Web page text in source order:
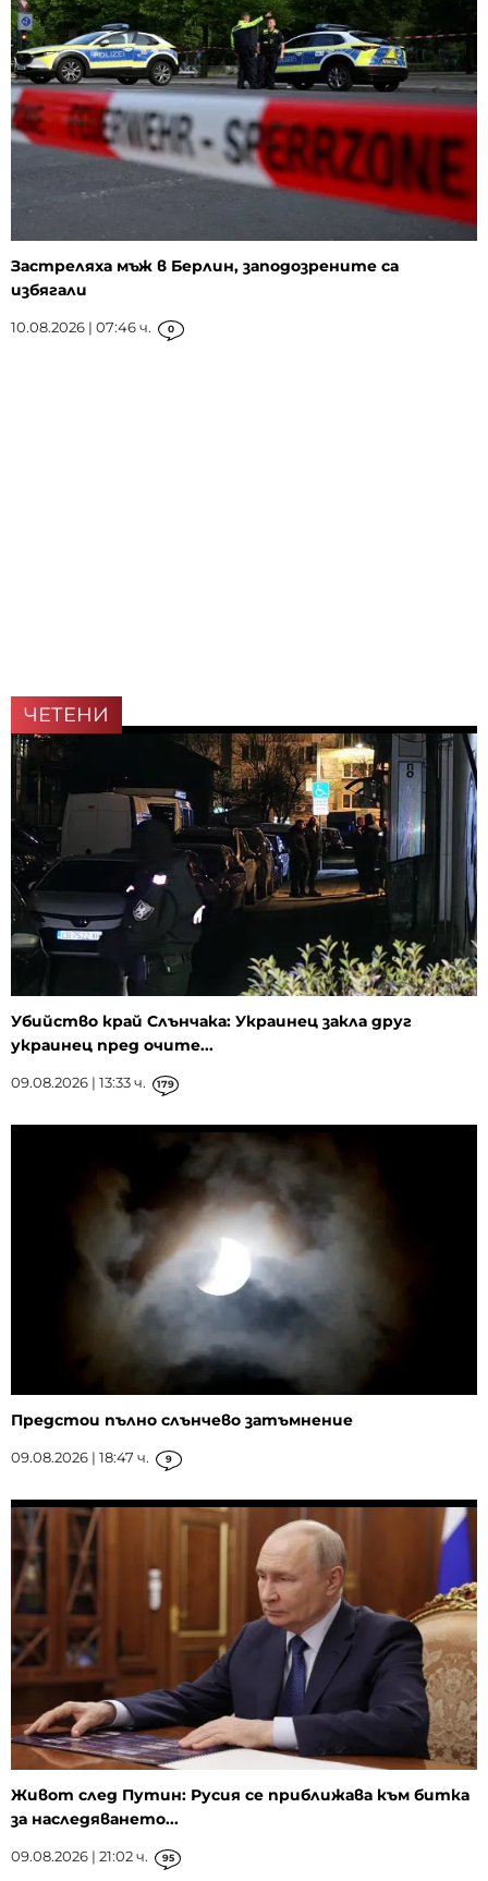
Застреляха мъж в Берлин, заподозрените са
избягали
10.08.2026 | 07:46 ч. 0
ЧЕТЕНИ
Убийство край Слънчака: Украинец закла друг
украинец пред очите...
09.08.2026 | 13:33 ч. 179
Предстои пълно слънчево затъмнение
09.08.2026 | 18:47 ч. 9
Живот след Путин: Русия се приближава към битка
за наследяването...
09.08.2026 | 21:02 ч. 95